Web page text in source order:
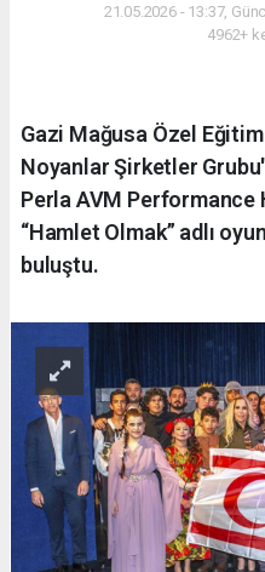
21.05.2026 - 13:37,
4962+
Gazi Mağusa Özel
Noyanlar Şirketler
Perla AVM
“Hamlet Olmak” adlı
buluştu.